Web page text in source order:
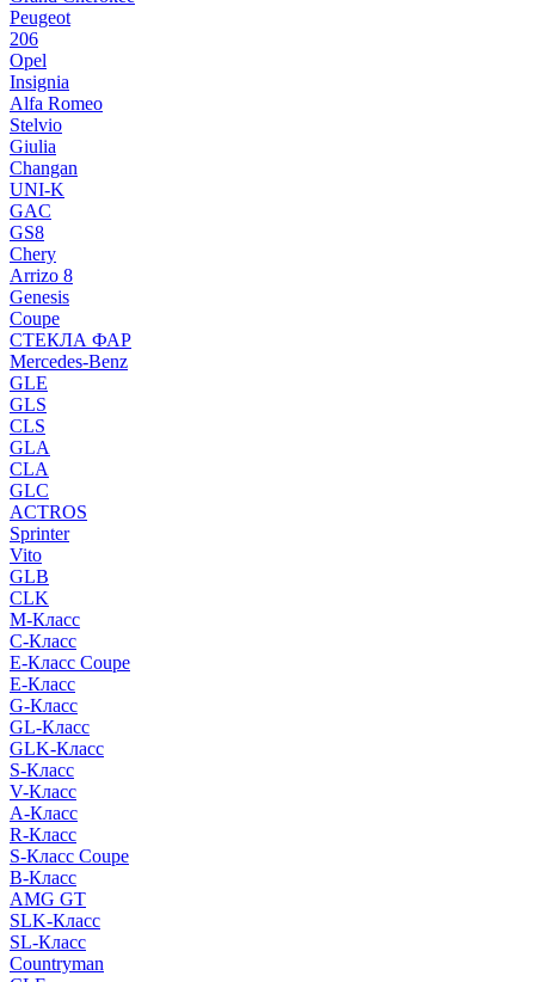
Peugeot
206
Opel
Insignia
Alfa Romeo
Stelvio
Giulia
Changan
UNI-K
GAC
GS8
Chery
Arrizo 8
Genesis
Coupe
СТЕКЛА ФАР
Mercedes-Benz
GLE
GLS
CLS
GLA
CLA
GLC
ACTROS
Sprinter
Vito
GLB
CLK
M-Класс
C-Класс
E-Класс Coupe
E-Класс
G-Класс
GL-Класс
GLK-Класс
S-Класс
V-Класс
A-Класс
R-Класс
S-Класс Сoupe
B-Класс
AMG GT
SLK-Класс
SL-Класс
Countryman